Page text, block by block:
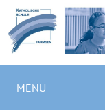
MENÜ